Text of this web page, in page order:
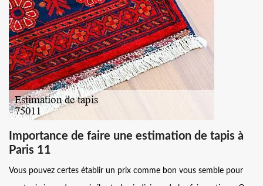
Importance de faire une estimation de tapis à
Paris 11
Vous pouvez certes établir un prix comme bon vous semble pour